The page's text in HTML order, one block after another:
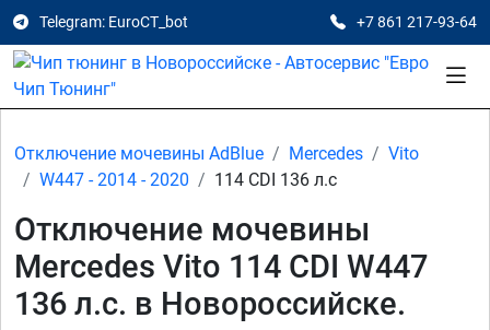
Telegram: EuroCT_bot +7 861 217-93-64
Отключение мочевины AdBlue Mercedes
Vito
W447 - 2014 - 2020
114 CDI 136 л.с
Отключение мочевины
Mercedes Vito 114 CDI W447
136 л.с. в Новороссийске.